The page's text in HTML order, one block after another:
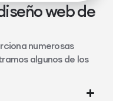
web de
numerosas
algunos de los